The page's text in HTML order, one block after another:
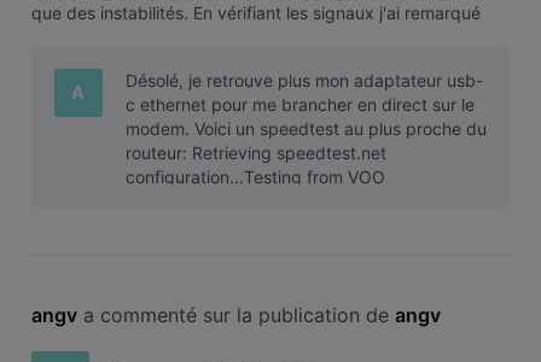
que des instabilités. En vérifiant les signaux j'ai remarqué
A
Désolé, je retrouve plus mon adaptateur usb-
c ethernet pour me brancher en direct sur le
modem. Voici un speedtest au plus proche du
routeur: Retrieving speedtest.net
configuration...Testing from VOO
angv a commenté sur la publication de angv